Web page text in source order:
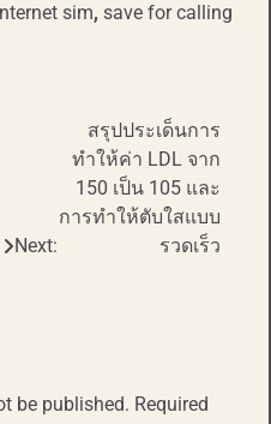
sim, save for calling
Next:
สรุปประเด็นการ
ทำให้ค่า LDL จาก
150 เป็น 105 และ
การทำให้ตับใสแบบ
รวดเร็ว
be published. Required